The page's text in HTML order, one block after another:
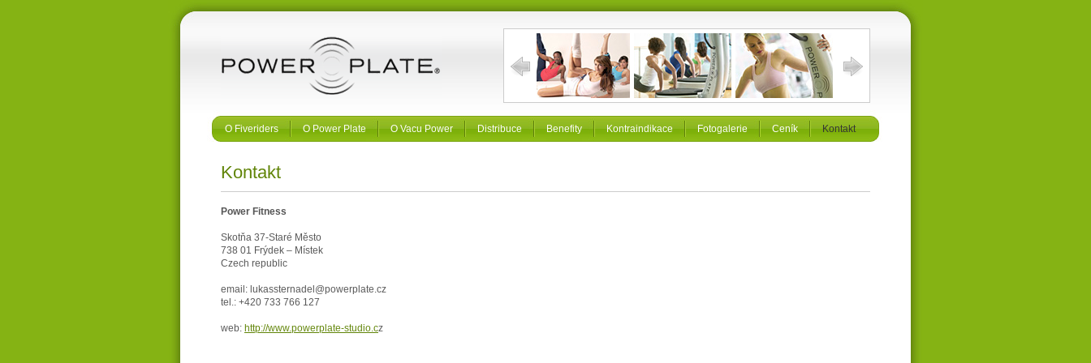
O Fiveriders O Power Plate O Vacu Power Distribuce Benefity Kontraindikace Fotogalerie Ceník Kontakt
Kontakt
Power Fitness
Skotňa 37-Staré Město
738 01 Frýdek – Místek
Czech republic
email: lukassternadel@powerplate.cz
tel.: +420 733 766 127
web: http://www.powerplate-studio.cz